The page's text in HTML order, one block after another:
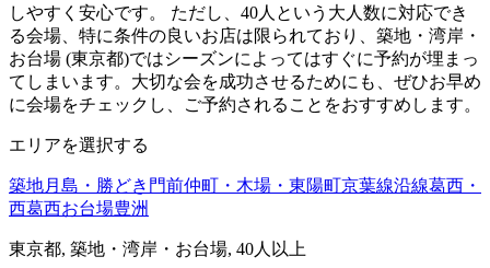
しやすく安心です。 ただし、40人という大人数に対応でき
る会場、特に条件の良いお店は限られており、築地・湾岸・
お台場 (東京都)ではシーズンによってはすぐに予約が埋まっ
てしまいます。大切な会を成功させるためにも、ぜひお早め
に会場をチェックし、ご予約されることをおすすめします。
エリアを選択する
築地月島・勝どき 門前仲町・木場・東陽町京葉線沿線葛西・
西葛西お台場豊洲
東京都, 築地・湾岸・お台場, 40人以上